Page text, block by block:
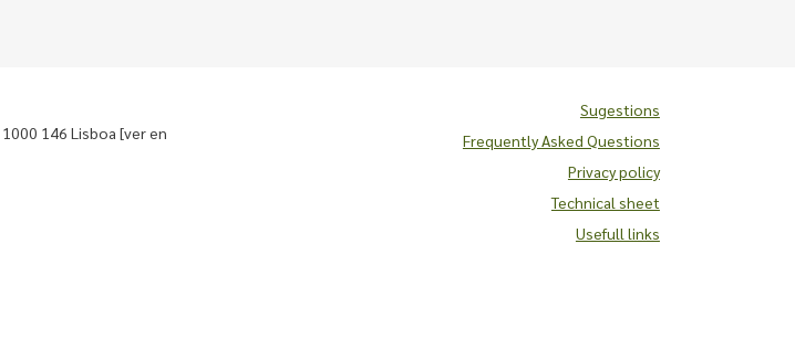
1000 146 Lisboa [ver en
Sugestions
Frequently Asked Questions
Privacy policy
Technical sheet
Usefull links